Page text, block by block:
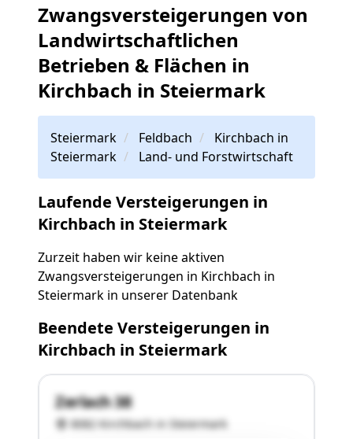
Zwangsversteigerungen von
Landwirtschaftlichen
Betrieben & Flächen in
Kirchbach in Steiermark
Steiermark Feldbach
Kirchbach in
Steiermark
Land- und Forstwirtschaft
Laufende Versteigerungen in
Kirchbach in Steiermark
Zurzeit haben wir keine aktiven
Zwangsversteigerungen in Kirchbach in
Steiermark in unserer Datenbank
Beendete Versteigerungen in
Kirchbach in Steiermark
Zerlach 38
8082 Kirchbach in Steiermark